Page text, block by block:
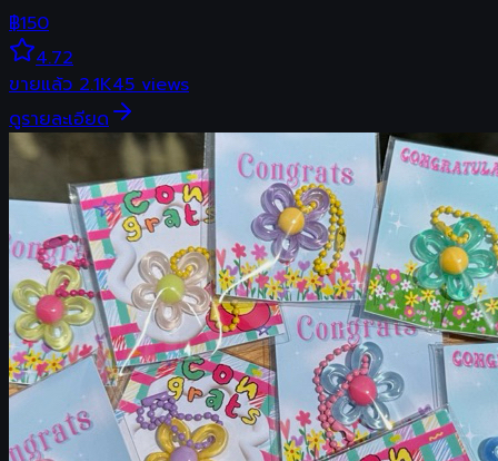
฿150
4.72
ขายแล้ว2.1K45views
ดูรายละเอียด